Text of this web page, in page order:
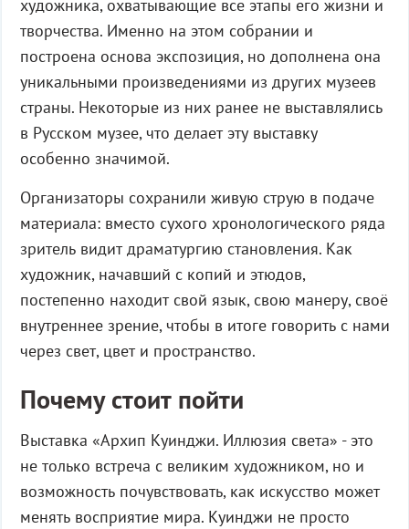
художника, охватывающие все этапы его жизни и
творчества. Именно на этом собрании и
построена основа экспозиция, но дополнена она
уникальными произведениями из других музеев
страны. Некоторые из них ранее не выставлялись
в Русском музее, что делает эту выставку
особенно значимой.
Организаторы сохранили живую струю в подаче
материала: вместо сухого хронологического ряда
зритель видит драматургию становления. Как
художник, начавший с копий и этюдов,
постепенно находит свой язык, свою манеру, своё
внутреннее зрение, чтобы в итоге говорить с нами
через свет, цвет и пространство.
Почему стоит пойти
Выставка «Архип Куинджи. Иллюзия света» - это
не только встреча с великим художником, но и
возможность почувствовать, как искусство может
менять восприятие мира. Куинджи не просто